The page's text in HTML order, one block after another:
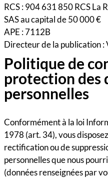
RCS : 904 631 850 RCS La
SAS au capital de 50 000 €
APE : 7112B
Directeur de la publication :
Politique de
protection des
personnelles
Conformément à la loi
1978 (art. 34), vous
rectification ou de
personnelles que nous
(données renseignées par